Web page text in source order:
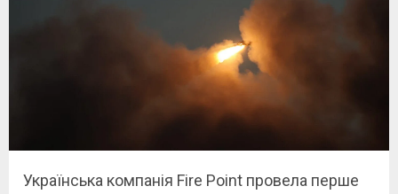
Українська компанія Fire Point провела перше